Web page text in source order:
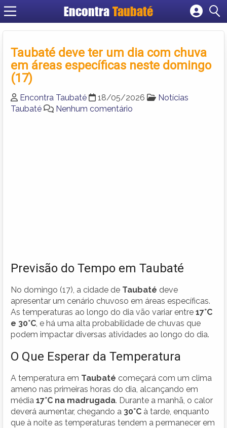
EncontraTaubaté
Cadastrar empresa
Criar conta
Taubaté deve ter um dia com chuva
em áreas específicas neste domingo
(17)
Encontra Taubaté 18/05/2026
Notícias
Taubaté
Nenhum comentário
Previsão do Tempo em Taubaté
No domingo (17), a cidade de Taubaté deve
apresentar um cenário chuvoso em áreas específicas.
As temperaturas ao longo do dia vão variar entre 17°C
e 30°C , e há uma alta probabilidade de chuvas que
podem impactar diversas atividades ao longo do dia.
O Que Esperar da Temperatura
A temperatura em Taubaté começará com um clima
ameno nas primeiras horas do dia, alcançando em
média 17°C na madrugada. Durante a manhã, o calor
deverá aumentar, chegando a 30°C à tarde, enquanto
que à noite as temperaturas tendem a permanecer em